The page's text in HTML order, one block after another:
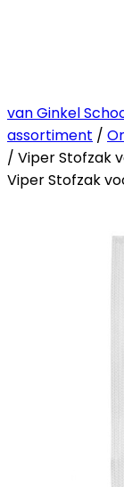
van Ginkel
assortiment /
/ Viper Stofzak
Viper Stofzak